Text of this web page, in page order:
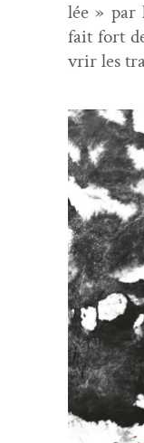
lée » par
fait fort
vrir les